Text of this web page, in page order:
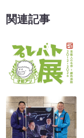
関連記事